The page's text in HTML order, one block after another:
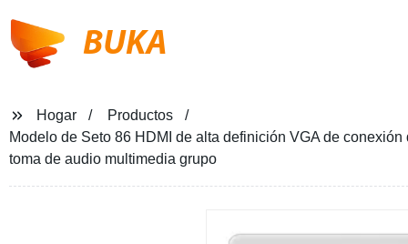
BUKA
Hogar
Productos
Modelo de Seto 86 HDMI de alta definición VGA de
toma de audio multimedia grupo